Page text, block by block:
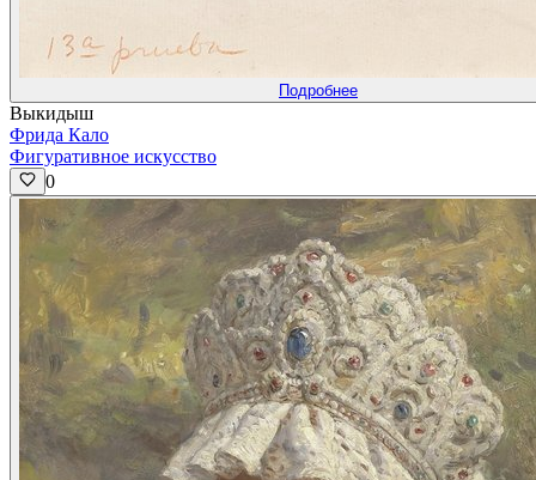
Подробнее
Выкидыш
Фрида Кало
Фигуративное искусство
0